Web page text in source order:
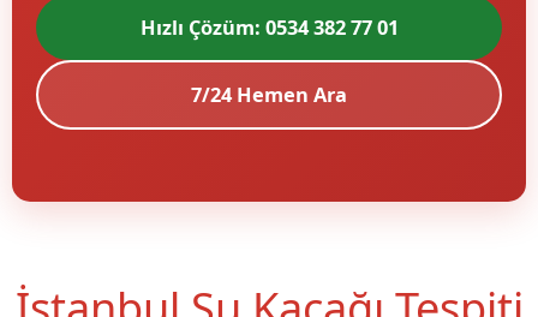
Hızlı Çözüm: 0534 382 77 01
7/24 Hemen Ara